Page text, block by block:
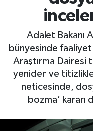
Adalet Bakanı
bünyesinde faaliyet
Araştırma Dairesi
yeniden ve
neticesinde,
bozma’ kararı
SİYASET
EKONOMİ
GÜNDEM
MAGAZİN
Süper Lig Puan
Tüm Manşetler
Son Dakika
Haber Arşivi